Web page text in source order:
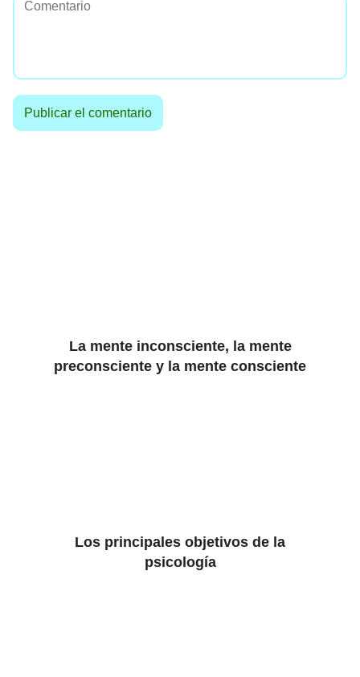
La mente inconsciente, la mente
preconsciente y la mente consciente
Los principales objetivos de la
psicología